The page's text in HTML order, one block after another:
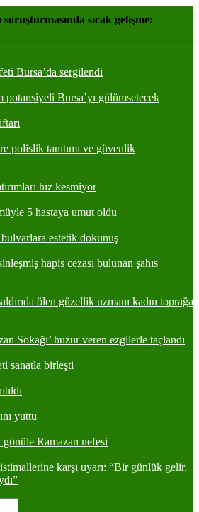
Bursa’da sergilendi
potansiyeli Bursa’yı gülümsetecek
polislik tanıtımı ve güvenlik
hız kesmiyor
5 hastaya umut oldu
estetik dokunuş
hapis cezası bulunan şahıs
ölen güzellik uzmanı kadın toprağa
Sokağı’ huzur veren ezgilerle taçlandı
sanatla birleşti
yuttu
Ramazan nefesi
karşı uyarı: “Bir günlük gelir,
sıcak gelişme: